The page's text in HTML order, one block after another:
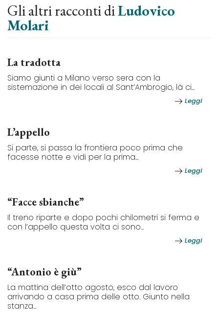
Gli altri racconti diLudovico
Molari
La tradotta
Siamo giunti a Milano verso sera con la
sistemazione in dei locali al Sant’Ambrogio, là ci...
Leggi
L’appello
Si parte, si passa la frontiera poco prima che
facesse notte e vidi per la prima...
Leggi
“Facce sbianche”
Il treno riparte e dopo pochi chilometri si ferma e
con l’appello questa volta ci sono...
Leggi
“Antonio è giù”
La mattina dell’otto agosto, esco dal lavoro
arrivando a casa prima delle otto. Giunto nella
stanza...